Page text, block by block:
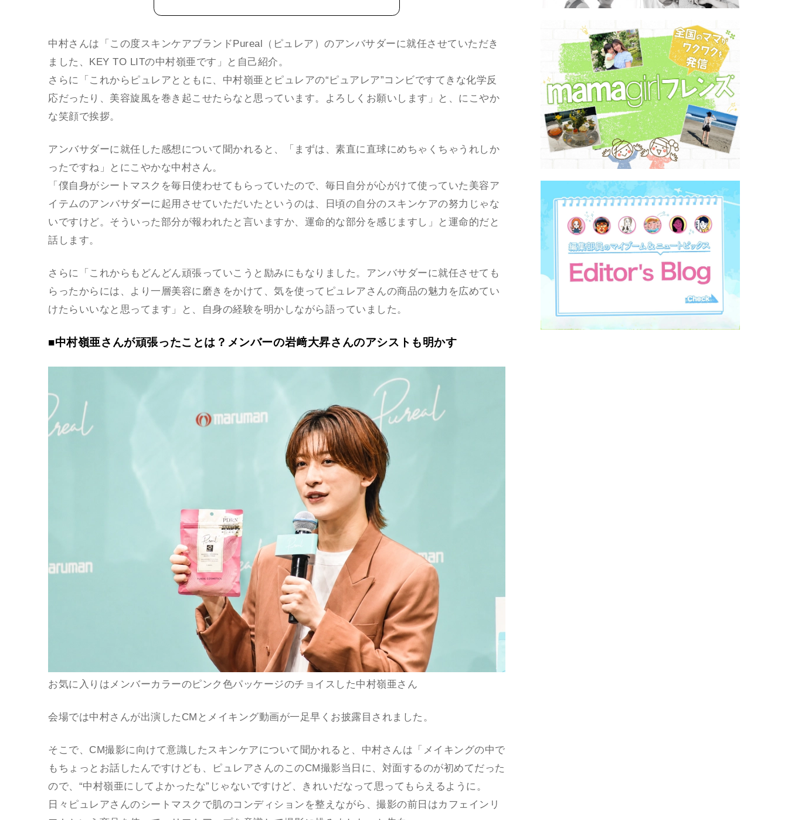
中村さんは「この度スキンケアブランドPureal（ピュレア）のアンバサダーに就任させていただき
ました、KEY TO LITの中村嶺亜です」と自己紹介。
さらに「これからピュレアとともに、中村嶺亜とピュレアの“ピュアレア”コンビですてきな化学反
応だったり、美容旋風を巻き起こせたらなと思っています。よろしくお願いします」と、にこやか
な笑顔で挨拶。
アンバサダーに就任した感想について聞かれると、「まずは、素直に直球にめちゃくちゃうれしか
ったですね」とにこやかな中村さん。
「僕自身がシートマスクを毎日使わせてもらっていたので、毎日自分が心がけて使っていた美容ア
イテムのアンバサダーに起用させていただいたというのは、日頃の自分のスキンケアの努力じゃな
いですけど。そういった部分が報われたと言いますか、運命的な部分を感じますし」と運命的だと
話します。
さらに「これからもどんどん頑張っていこうと励みにもなりました。アンバサダーに就任させても
らったからには、より一層美容に磨きをかけて、気を使ってピュレアさんの商品の魅力を広めてい
けたらいいなと思ってます」と、自身の経験を明かしながら語っていました。
■中村嶺亜さんが頑張ったことは？メンバーの岩﨑大昇さんのアシストも明かす
お気に入りはメンバーカラーのピンク色パッケージのチョイスした中村嶺亜さん
会場では中村さんが出演したCMとメイキング動画が一足早くお披露目されました。
そこで、CM撮影に向けて意識したスキンケアについて聞かれると、中村さんは「メイキングの中で
もちょっとお話したんですけども、ピュレアさんのこのCM撮影当日に、対面するのが初めてだった
ので、“中村嶺亜にしてよかったな”じゃないですけど、きれいだなって思ってもらえるように。
日々ピュレアさんのシートマスクで肌のコンディションを整えながら、撮影の前日はカフェインリ